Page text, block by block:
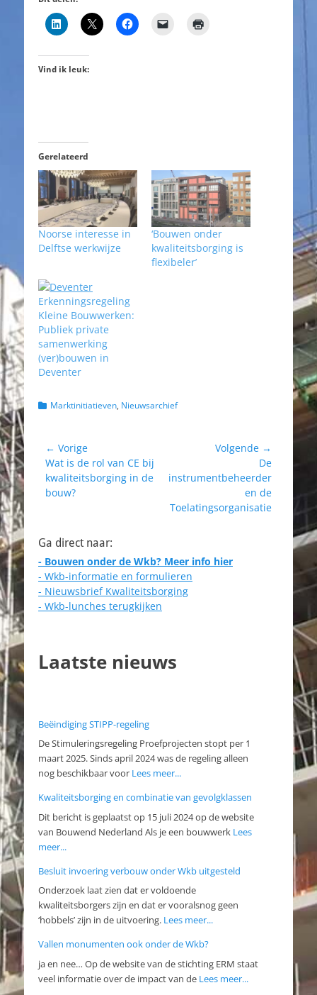
Vind ik leuk:
Gerelateerd
Noorse interesse in
Delftse werkwijze
‘Bouwen onder
kwaliteitsborging is
flexibeler’
Erkenningsregeling
Kleine Bouwwerken:
Publiek private
samenwerking
(ver)bouwen in
Deventer
Categorieën
Marktinitiatieven, Nieuwsarchief
Bericht
navigatie
← Vorige
Vorig
bericht:
Wat is de rol van CE bij
kwaliteitsborging in de
bouw?
Volgende →
bericht:
De
instrumentbeheerder
en de
Toelatingsorganisatie
Ga direct naar:
- Bouwen onder de Wkb? Meer info hier
- Wkb-informatie en formulieren
- Nieuwsbrief Kwaliteitsborging
- Wkb-lunches terugkijken
Laatste nieuws
Beëindiging STIPP-regeling
De Stimuleringsregeling Proefprojecten stopt per 1
maart 2025. Sinds april 2024 was de regeling alleen
nog beschikbaar voor Lees meer...
Kwaliteitsborging en combinatie van gevolgklassen
Dit bericht is geplaatst op 15 juli 2024 op de website
van Bouwend Nederland Als je een bouwwerk Lees
meer...
Besluit invoering verbouw onder Wkb uitgesteld
Onderzoek laat zien dat er voldoende
kwaliteitsborgers zijn en dat er vooralsnog geen
‘hobbels’ zijn in de uitvoering. Lees meer...
Vallen monumenten ook onder de Wkb?
ja en nee… Op de website van de stichting ERM staat
veel informatie over de impact van de Lees meer...